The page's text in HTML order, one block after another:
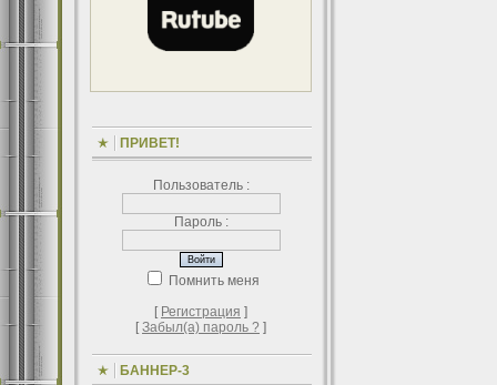
ПРИВЕТ!
Пользователь :
Пароль :
Помнить меня
[ Регистрация ]
[Забыл(а) пароль ? ]
БАННЕР-3